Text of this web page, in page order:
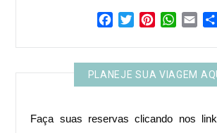
FacebookTwitterPinterest Email
PLANEJE SUA VIAGEM
Faça suas reservas clicando nos